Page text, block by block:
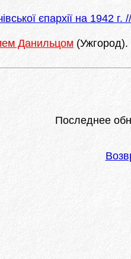
єпархії на 1942
Данильцом (Ужгород).
Последнее